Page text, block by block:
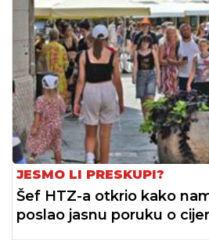
JESMO LI PRESKUPI?
Šef HTZ-a otkrio kako
poslao jasnu poruku o